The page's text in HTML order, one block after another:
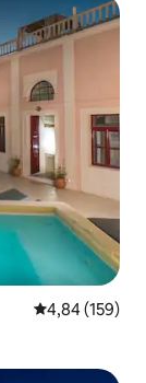
4,84 de uma
4,84 (159)